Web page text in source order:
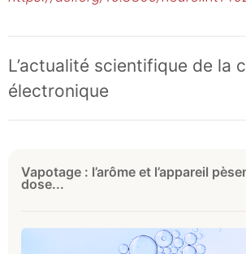
L’actualité scientifique de la
électronique
Vapotage : l’arôme et l’appareil
dose...